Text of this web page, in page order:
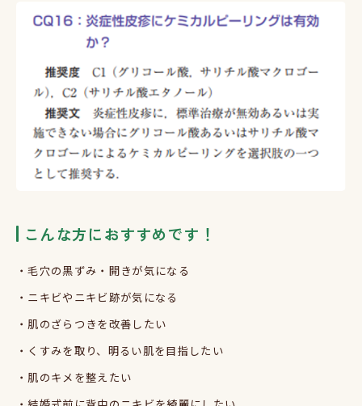
こんな方におすすめです！
・毛穴の黒ずみ・開きが気になる
・ニキビやニキビ跡が気になる
・肌のざらつきを改善したい
・くすみを取り、明るい肌を目指したい
・肌のキメを整えたい